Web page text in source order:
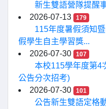
新生雙語營隊提醒
2026-07-13
179
115年度暑假須知
假學生自主學習獎...
2026-07-30
107
本校115學年度第4
公告分次招考)
2026-07-30
101
公告新生雙語定格